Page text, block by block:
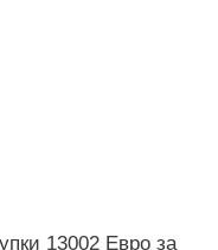
13002 Евро за